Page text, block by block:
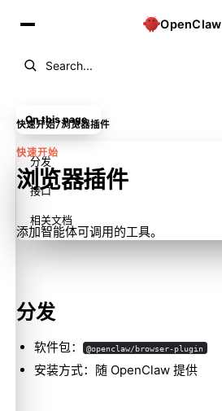
OpenClaw
Search...
快速开始/浏览器插件
快速开始
浏览器插件
添加智能体可调用的工具。
分发
软件包： @openclaw/browser-plugin
安装方式：随 OpenClaw 提供
On this page
分发
接口
相关文档